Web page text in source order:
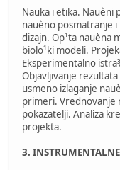
Nauka i etika. Nauèni
nauèno posmatranje
dizajn. Op¹ta nauèna
biolo¹ki modeli.
Eksperimentalno
Objavljivanje
usmeno izlaganje
primeri. Vrednovanje
pokazatelji. Analiza
projekta.
3.